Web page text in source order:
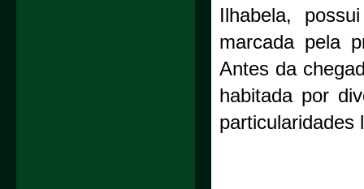
Ilhabela,
marcada pela
Antes da
habitada por
particularidades